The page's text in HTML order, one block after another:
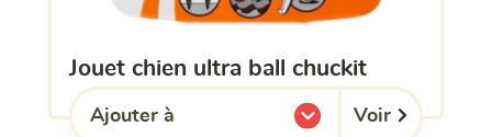
jouet chien ultra ball chuckit
Ajouter à
l'une de mes listes. Voir